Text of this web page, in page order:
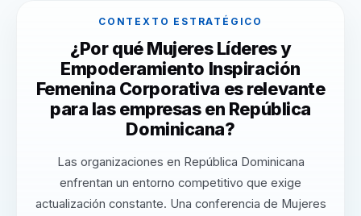
CONTEXTO ESTRATÉGICO
¿Por qué Mujeres Líderes y
Empoderamiento Inspiración
Femenina Corporativa es relevante
para las empresas en República
Dominicana?
Las organizaciones en República Dominicana
enfrentan un entorno competitivo que exige
actualización constante. Una conferencia de Mujeres